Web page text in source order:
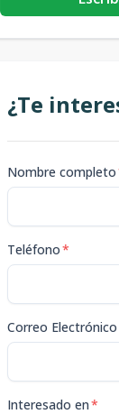
¿Te
Nombre completo
Teléfono*
Correo Electrónico
Interesado en*